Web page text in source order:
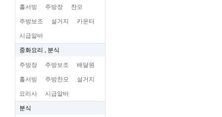
홀서빙 주방장 찬모
주방보조 설거지 카운터
시급알바
중화요리 , 분식
주방장 주방보조 배달원
홀서빙 주방찬모 설거지
요리사 시급알바
분식